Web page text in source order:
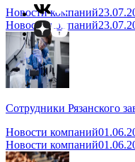
Новости компаний
Новости компаний
Сотрудники Рязанского
Новости компаний
Новости компаний